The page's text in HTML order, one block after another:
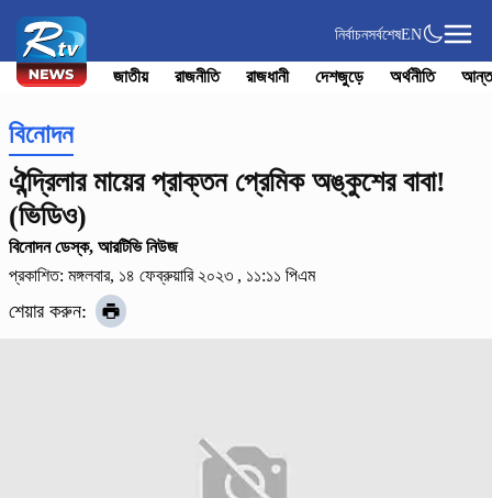
নির্বাচনসর্বশেষEN
জাতীয় রাজনীতি রাজধানী দেশজুড়ে অর্থনীতি
বিনোদন
ঐন্দ্রিলার মায়ের প্রাক্তন প্রেমিক অঙ্কুশের বাবা!
(ভিডিও)
বিনোদন ডেস্ক, আরটিভি নিউজ
প্রকাশিত: মঙ্গলবার, ১৪ ফেব্রুয়ারি ২০২৩ , ১১:১১ পিএম
শেয়ার করুন: